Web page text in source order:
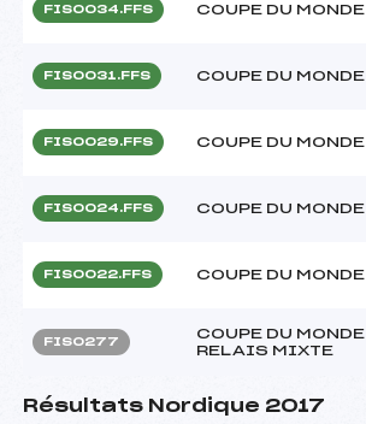
FIS0034.FFS COUPE DU MONDE
FIS0031.FFS COUPE DU MONDE
FIS0029.FFS COUPE DU MONDE
FIS0024.FFS COUPE DU MONDE
FIS0022.FFS COUPE DU MONDE
FIS0277
COUPE DU MONDE
RELAIS MIXTE
Résultats Nordique 2017